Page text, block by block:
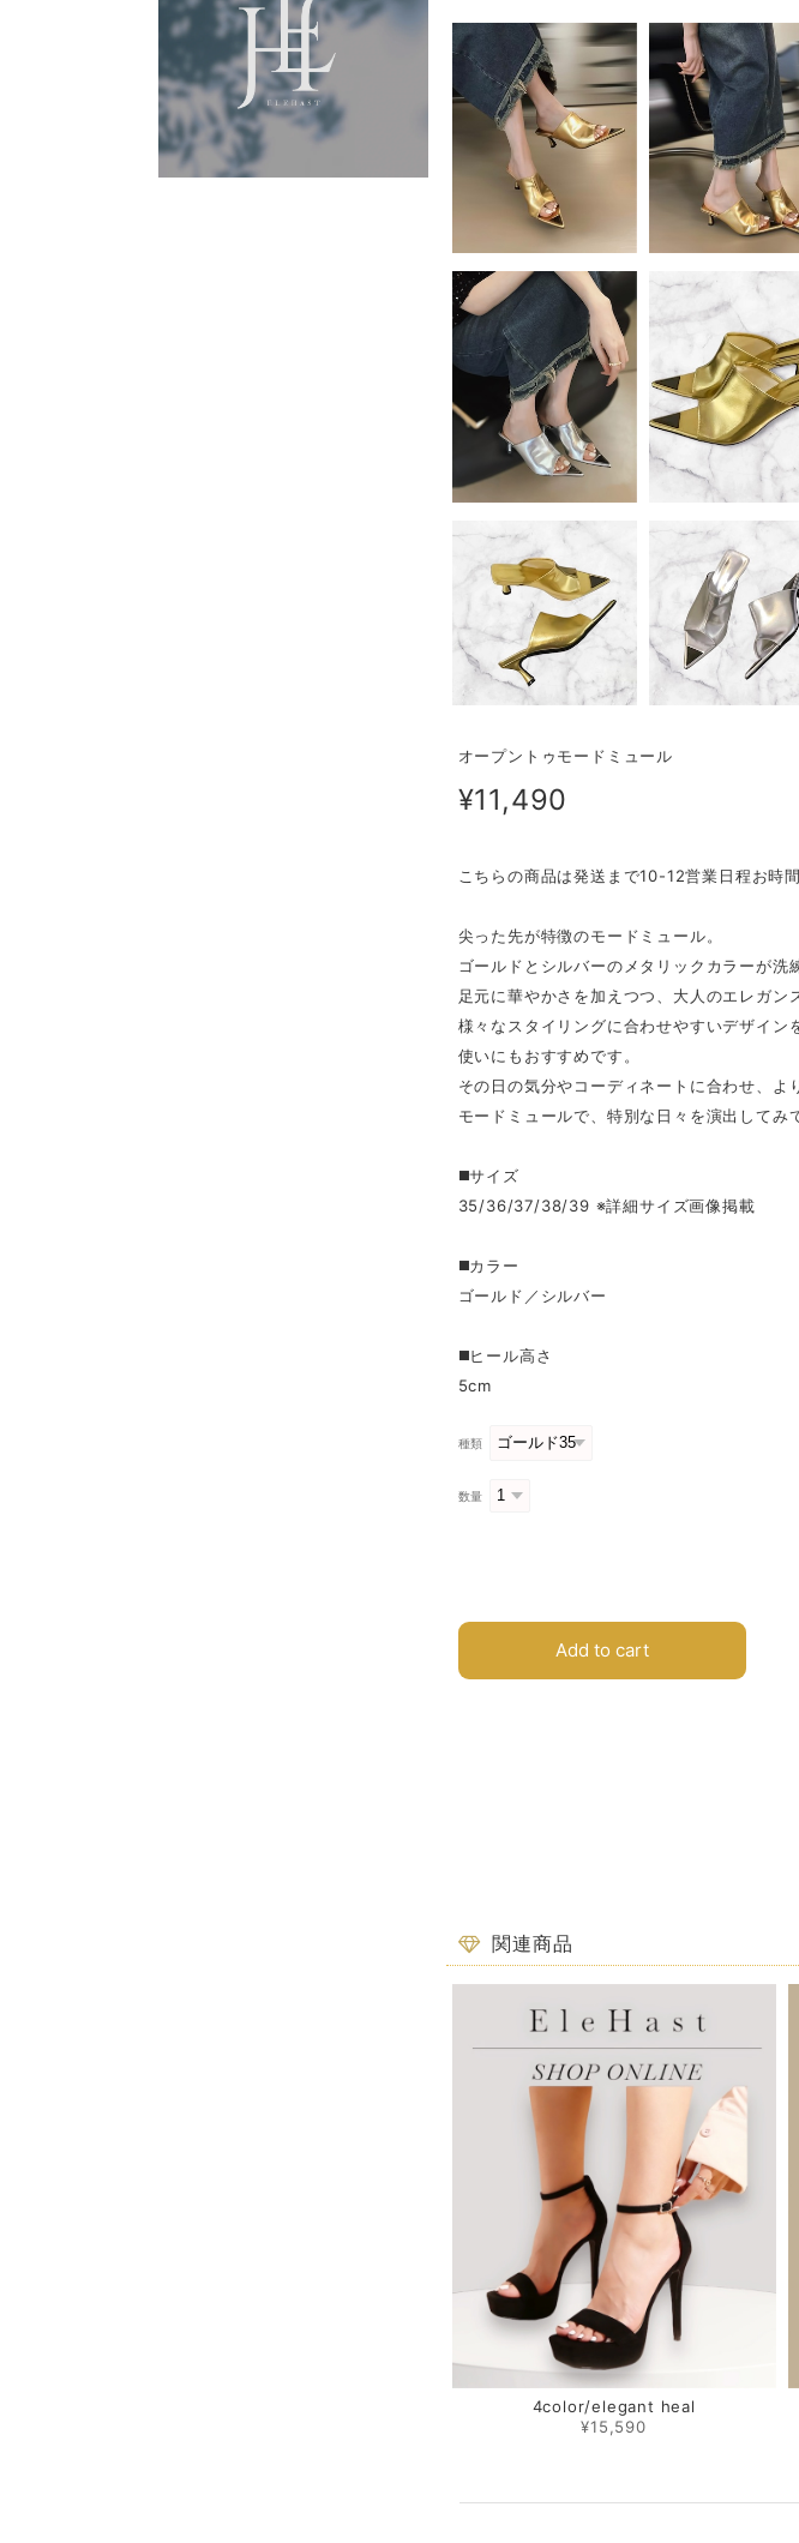
オープントゥモードミュール
¥11,490
こちらの商品は発送まで10-12営業日程お時
尖った先が特徴のモードミュール。
ゴールドとシルバーのメタリックカラーが洗
足元に華やかさを加えつつ、大人のエレガン
様々なスタイリングに合わせやすいデザイ
使いにもおすすめです。
その日の気分やコーディネートに合わせ、
モードミュールで、特別な日々を演出してみ
◼️サイズ
35/36/37/38/39 ※詳細サイズ画像掲載
◼️カラー
ゴールド／シルバー
◼️ヒール高さ
5cm
種類
数量
Add to cart
関連商品
4color/elegant heal
¥15,590